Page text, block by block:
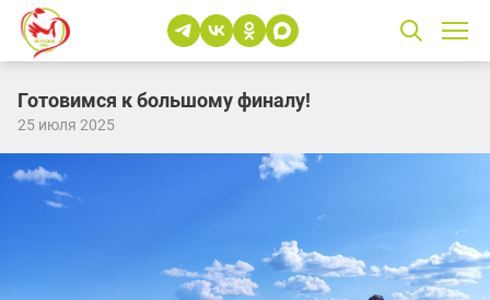
Готовимся к большому финалу!
25 июля 2025